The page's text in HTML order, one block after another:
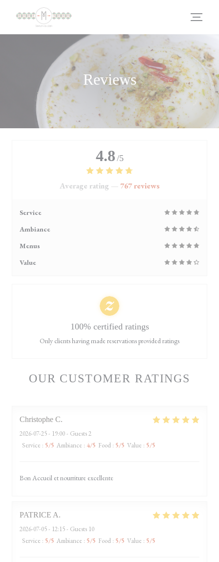
Personalizing your cookie choices
Reviews
OUR CUSTOMER RATINGS
Christophe C
2026-07-25- 19:00 - Guests 2
Service : 5/5 Ambiance : 4/5 Food : 5/5 Value : 5/5
Bon Accueil et nourriture excellente
PATRICE A
2026-07-05- 12:15 - Guests 10
Service : 5/5 Ambiance : 5/5 Food : 5/5 Value : 5/5
4.8 /5
Average rating —767 reviews
Service
Ambiance
Menus
Value
100% certified ratings
Only clients having made reservations provided ratings